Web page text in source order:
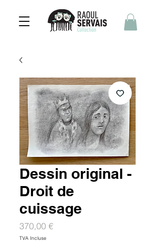
Dessin original -
Droit de
cuissage
370,00 €Prix
TVA Incluse